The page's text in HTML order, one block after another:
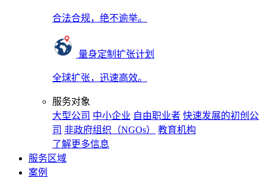
合法合规，绝不逾举。
量身定制扩张计划
全球扩张，迅速高效。
服务对象
大型公司 中小企业 自由职业者 快速发展的初创公
司 非政府组织（NGOs）
教育机构
了解更多信息
服务区域
案例